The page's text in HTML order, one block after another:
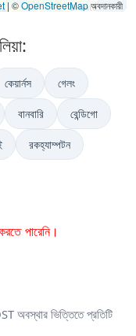
| ©OpenStreetMapঅবদানকারী
কেয়ার্নস গেলং
বানবারি বেন্ডিগো
রকহ্যাম্পটন
পারেনি।
অবস্থার ভিত্তিতে প্রতিটি